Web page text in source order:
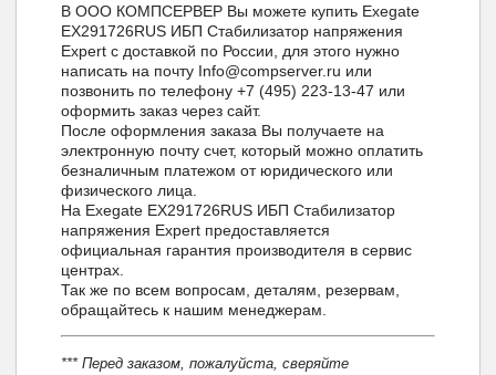
В ООО КОМПСЕРВЕР Вы можете купить Exegate
EX291726RUS ИБП Стабилизатор напряжения
Expert с доставкой по России, для этого нужно
написать на почту Info@compserver.ru или
позвонить по телефону +7 (495) 223-13-47 или
оформить заказ через сайт.
После оформления заказа Вы получаете на
электронную почту счет, который можно оплатить
безналичным платежом от юридического или
физического лица.
На Exegate EX291726RUS ИБП Стабилизатор
напряжения Expert предоставляется
официальная гарантия производителя в сервис
центрах.
Так же по всем вопросам, деталям, резервам,
обращайтесь к нашим менеджерам.
*** Перед заказом, пожалуйста, сверяйте